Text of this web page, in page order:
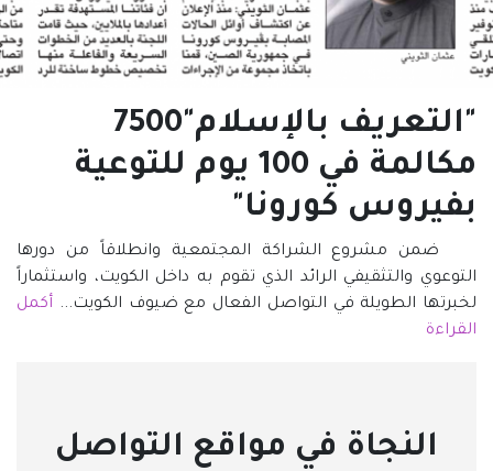
"التعريف بالإسلام"7500
مكالمة في 100 يوم للتوعية
بفيروس كورونا"
ضمن مشروع الشراكة المجتمعية وانطلاقاً من دورها
التوعوي والتثقيفي الرائد الذي تقوم به داخل الكويت، واستثماراً
لخبرتها الطويلة في التواصل الفعال مع ضيوف الكويت... أكمل
القراءة
النجاة في مواقع التواصل